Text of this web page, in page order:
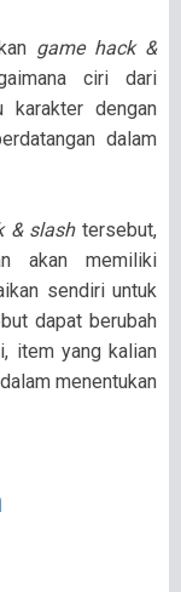
game hack &
ciri dari
dengan
dalam
& slashtersebut,
akan memiliki
sendiri untuk
dapat berubah
item yang kalian
menentukan